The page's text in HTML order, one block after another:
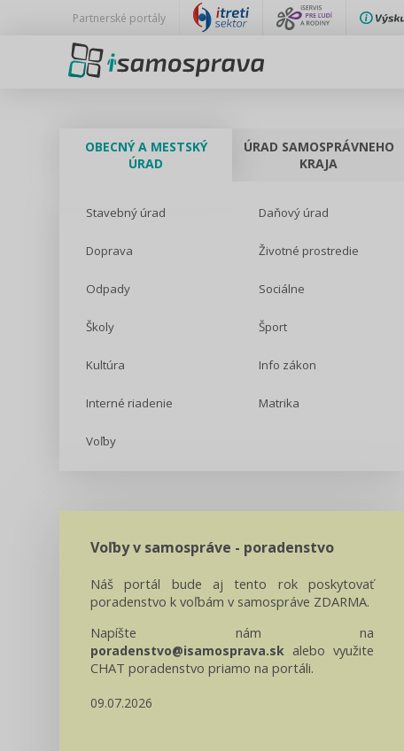
Partnerské portály
OBECNÝ A MESTSKÝ
ÚRAD
ÚRAD SAMOSPRÁVNEHO
KRAJA
Stavebný úrad Daňový úrad
Doprava Životné prostredie
Odpady Sociálne
Školy Šport
Kultúra Info zákon
Interné riadenie Matrika
Voľby
Voľby v samospráve - poradenstvo
Náš portál bude aj tento rok poskytovať
poradenstvo k voľbám v samospráve ZDARMA.
Napíšte nám na
poradenstvo@isamosprava.sk alebo využite
CHAT poradenstvo priamo na portáli.
09.07.2026